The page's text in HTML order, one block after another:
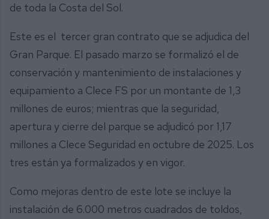
de toda la Costa del Sol.
Este es el tercer gran contrato que se adjudica del
Gran Parque. El pasado marzo se formalizó el de
conservación y mantenimiento de instalaciones y
equipamiento a Clece FS por un montante de 1,3
millones de euros; mientras que la seguridad,
apertura y cierre del parque se adjudicó por 1,17
millones a Clece Seguridad en octubre de 2025. Los
tres están ya formalizados y en vigor.
Como mejoras dentro de este lote se incluye la
instalación de 6.000 metros cuadrados de toldos,